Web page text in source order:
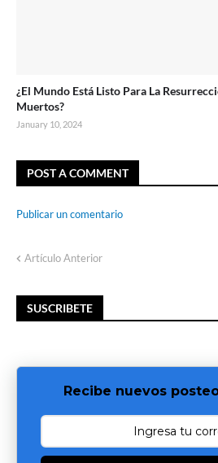
¿El Mundo Está Listo Para La
Muertos?
January 10, 2024
POST A COMMENT
Publicar un comentario
Artículo Anterior
SUSCRIBETE
Recibe nuevos